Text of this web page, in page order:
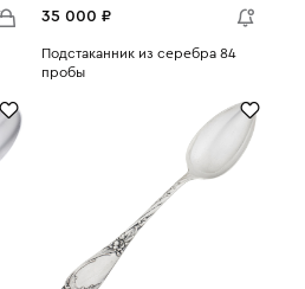
35 000 ₽
Подстаканник из серебра 84
пробы